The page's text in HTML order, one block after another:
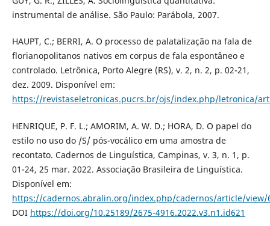
instrumental de análise. São Paulo: Parábola, 2007.
HAUPT, C.; BERRI, A. O processo de palatalização na fala de
florianopolitanos nativos em corpus de fala espontâneo e
controlado. Letrônica, Porto Alegre (RS), v. 2, n. 2, p. 02-21,
dez. 2009. Disponível em:
https://revistaseletronicas.pucrs.br/ojs/index.php/letronica/
HENRIQUE, P. F. L.; AMORIM, A. W. D.; HORA, D. O papel do
estilo no uso do /S/ pós-vocálico em uma amostra de
recontato. Cadernos de Linguística, Campinas, v. 3, n. 1, p.
01-24, 25 mar. 2022. Associação Brasileira de Linguística.
Disponível em:
https://cadernos.abralin.org/index.php/cadernos/article/view/
DOI https://doi.org/10.25189/2675-4916.2022.v3.n1.id621